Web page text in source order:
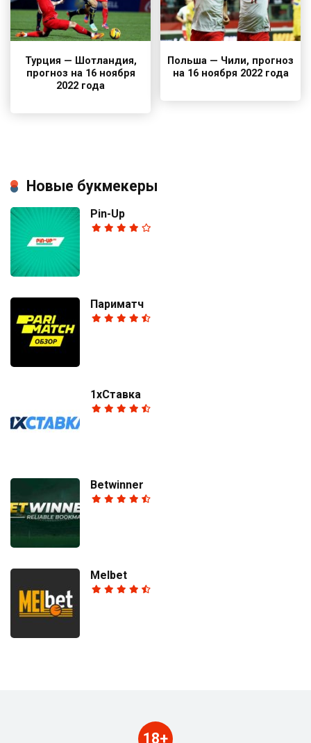
Турция — Шотландия,
прогноз на 16 ноября
2022 года
Польша — Чили, прогноз
на 16 ноября 2022 года
Новые букмекеры
Pin-Up
Париматч
1хСтавка
Betwinner
Melbet
18+